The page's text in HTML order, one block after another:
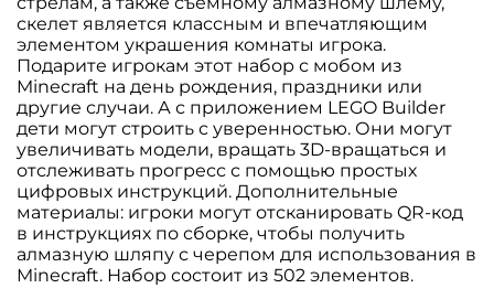
скелет является классным и впечатляющим
элементом украшения комнаты игрока.
Подарите игрокам этот набор с мобом из
Minecraft на день рождения, праздники или
другие случаи. А с приложением LEGO Builder
дети могут строить с уверенностью. Они могут
увеличивать модели, вращать 3D-вращаться и
отслеживать прогресс с помощью простых
цифровых инструкций. Дополнительные
материалы: игроки могут отсканировать QR-код
в инструкциях по сборке, чтобы получить
алмазную шляпу с черепом для использования в
Minecraft. Набор состоит из 502 элементов.